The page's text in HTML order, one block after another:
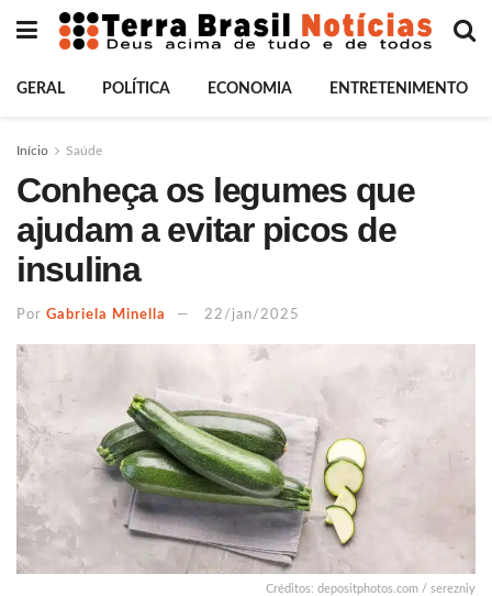
GERAL POLÍTICA ECONOMIA ENTRETENIMENTO
Início Saúde
Conheça os legumes que
ajudam a evitar picos de
insulina
Por Gabriela Minella 22/jan/2025
Créditos: depositphotos.com / serezniy